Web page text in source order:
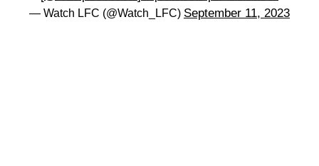
— Watch LFC (@Watch_LFC) September 11, 2023